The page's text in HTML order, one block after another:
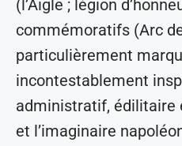
(l’Aigle ; légion
commémoratifs (Arc
particulièrement
incontestablement
administratif, édilitaire
et l’imaginaire